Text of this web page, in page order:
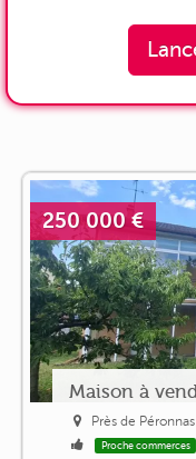
250 000 €
Maison à
Près de Péronnas
Proche commerces